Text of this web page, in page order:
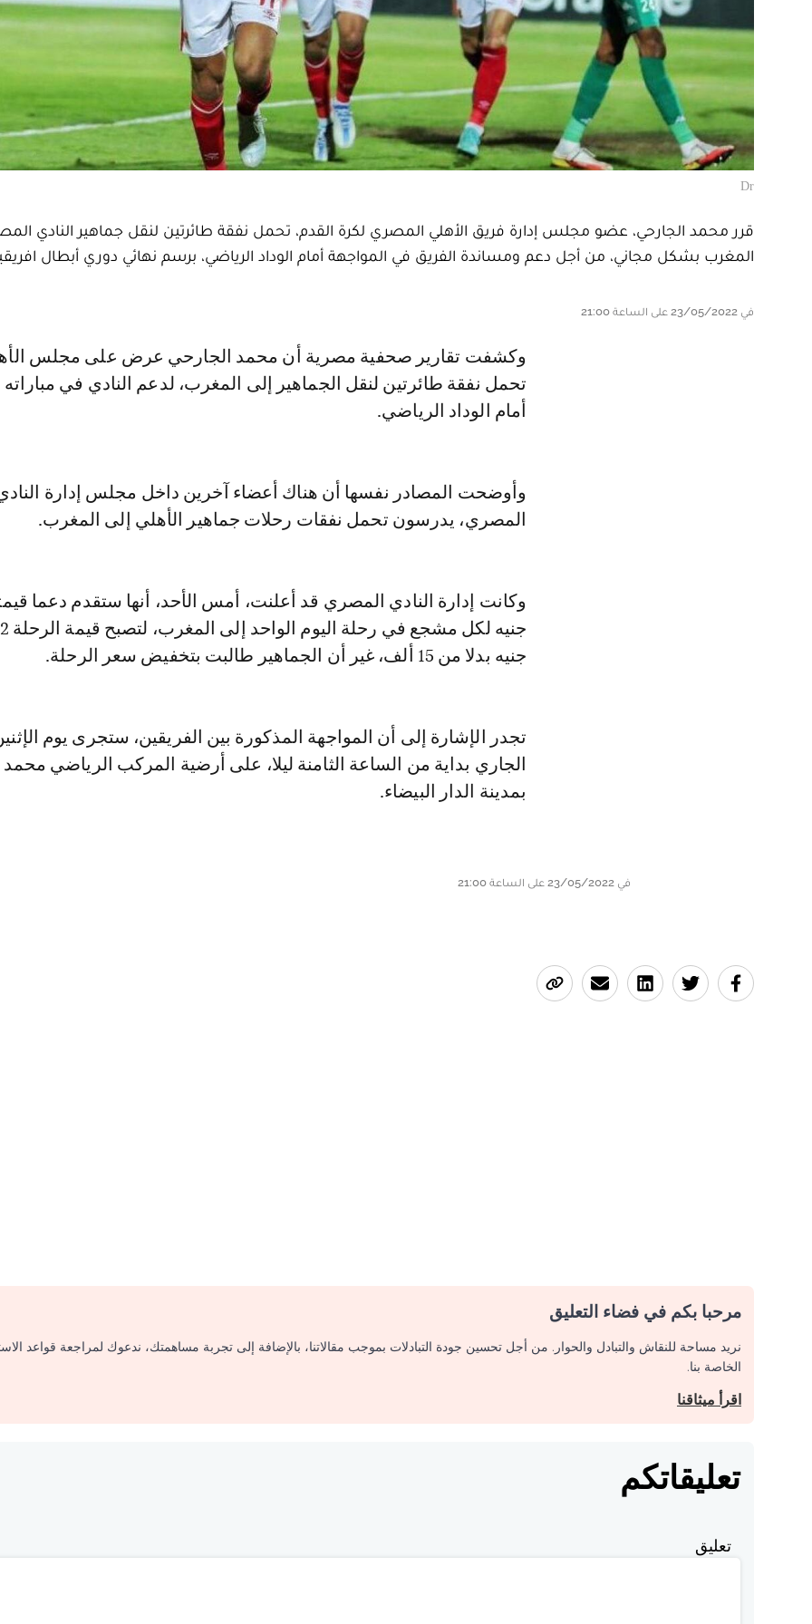
Dr
قرر محمد الجارحي، عضو مجلس إدارة فريق الأهلي المصري لكرة القدم، تحمل نفقة طائرتين لنقل جماهير النادي
المغرب بشكل مجاني، من أجل دعم ومساندة الفريق في المواجهة أمام الوداد الرياضي، برسم نهائي دوري أبطال
في 23/05/2022 على الساعة 21:00
وكشفت تقارير صحفية مصرية أن محمد الجارحي عرض على مجلس الأهلي
تحمل نفقة طائرتين لنقل الجماهير إلى المغرب، لدعم النادي في مباراته
أمام الوداد الرياضي.
وأوضحت المصادر نفسها أن هناك أعضاء آخرين داخل مجلس إدارة
المصري، يدرسون تحمل نفقات رحلات جماهير الأهلي إلى المغرب.
جنيه بدلا من 15 ألف، غير أن الجماهير طالبت بتخفيض سعر الرحلة.
الجاري بداية من الساعة الثامنة ليلا، على أرضية المركب الرياضي
بمدينة الدار البيضاء.
في 23/05/2022 على الساعة 21:00
مرحبا بكم في فضاء التعليق
نريد مساحة للنقاش والتبادل والحوار. من أجل تحسين جودة التبادلات بموجب مقالاتنا، بالإضافة إلى تجربة مساهمتك، ندعوك لمراجعة قواعد
الخاصة بنا.
اقرأ ميثاقنا
تعليقاتكم
تعليق